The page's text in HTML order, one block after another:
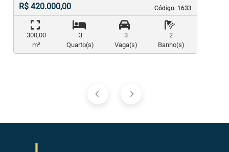
Código. 1633
Código. 1633
R$ 420.000,00
300,00
m²
3
Quarto(s)
3
Vaga(s)
2
Banho(s)